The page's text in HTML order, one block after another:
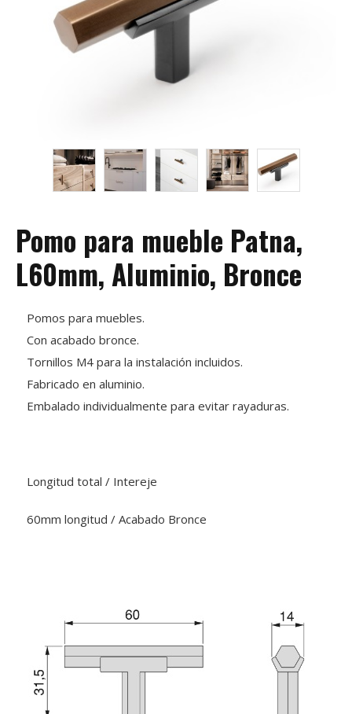
Pomo para mueble Patna,
L60mm, Aluminio, Bronce
Pomos para muebles.
Con acabado bronce.
Tornillos M4 para la instalación incluidos.
Fabricado en aluminio.
Embalado individualmente para evitar rayaduras.
Longitud total / Intereje
60mm longitud / Acabado Bronce